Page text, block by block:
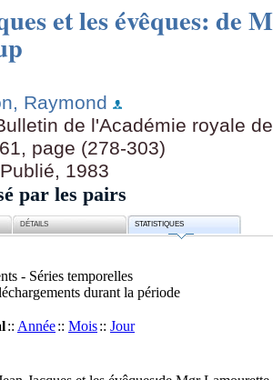
et les évêques: de
Raymond
de l'Académie royale
page (278-303)
Publié, 1983
par les pairs
DÉTAILS STATISTIQUES